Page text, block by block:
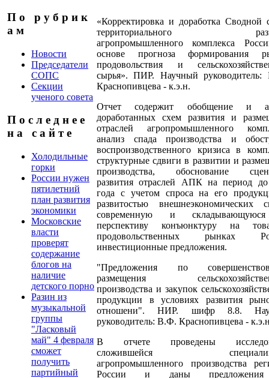
П о р у б р и к
а м
Новости
Председатели
СОПС
Секции
ученого совета
П о с л е д н е е
н а с а й т е
Холодильные
горки
России нужен
пятилетний
план развития
экономики
Московские
власти
проверят
содержание
блогов на
наличие
детского порно
Разин из
музыкальной
группы
"Ласковый
май" 4 февраля
сможет
получить
партийный
«Корректировка и доработка Сводной
территориального
агропромышленного комплекса
основе прогноза формирования
продовольствия и
сырья». ПИР. Научный
Краснопивцева - к.э.н.
Отчет содержит обобщение и
доработанных схем развития и
отраслей агропромышленного
анализ спада производства и
воспроизводственного кризиса в
структурные сдвиги в развитии и
производства, обоснование
развития отраслей АПК на период
года с учетом спроса на его
развитостью внешнеэкономических
современную и
перспективу конъюнктуру на
продовольственных рынках
инвестиционные предложения.
"Предложения по
размещения
производства и закупок
продукции в условиях развития
отношени". НИР. шифр 8.8.
руководитель: В.Ф. Краснопивцева -
В отчете проведены
сложившейся
агропромышленного производства
России и даны